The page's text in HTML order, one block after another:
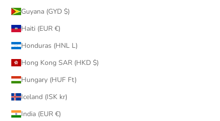
Guyana (GYD $)
Haiti (EUR €)
Honduras (HNL L)
Hong Kong SAR (HKD $)
Hungary (HUF Ft)
Iceland (ISK kr)
India (EUR €)